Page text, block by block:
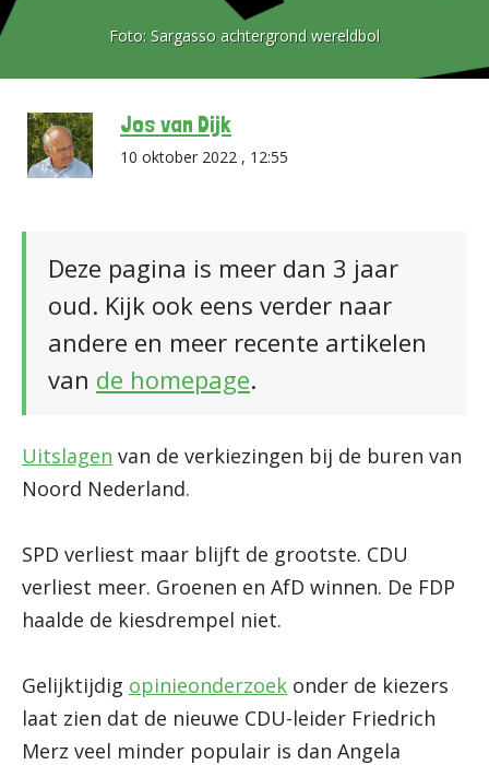
Foto: Sargasso achtergrond wereldbol
Jos van Dijk
10 oktober 2022 , 12:55
Deze pagina is meer dan 3 jaar
oud. Kijk ook eens verder naar
andere en meer recente artikelen
van de homepage.
Uitslagen van de verkiezingen bij de buren van
Noord Nederland.
SPD verliest maar blijft de grootste. CDU
verliest meer. Groenen en AfD winnen. De FDP
haalde de kiesdrempel niet.
Gelijktijdig opinieonderzoek onder de kiezers
laat zien dat de nieuwe CDU-leider Friedrich
Merz veel minder populair is dan Angela